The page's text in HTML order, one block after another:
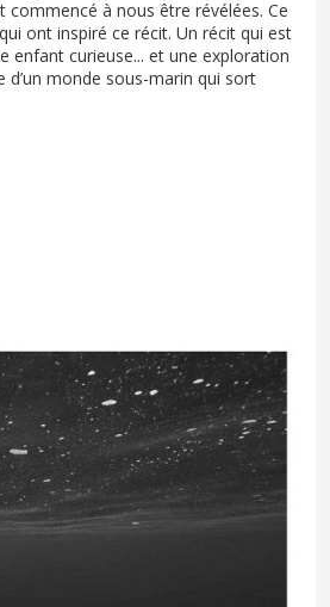
commencé à nous être révélées. Ce
ont inspiré ce récit. Un récit qui est
enfant curieuse... et une exploration
d’un monde sous-marin qui sort